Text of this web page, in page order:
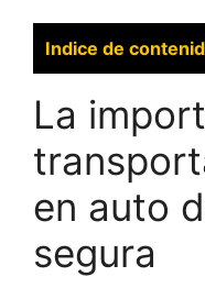
Indice de
La
en auto
segura